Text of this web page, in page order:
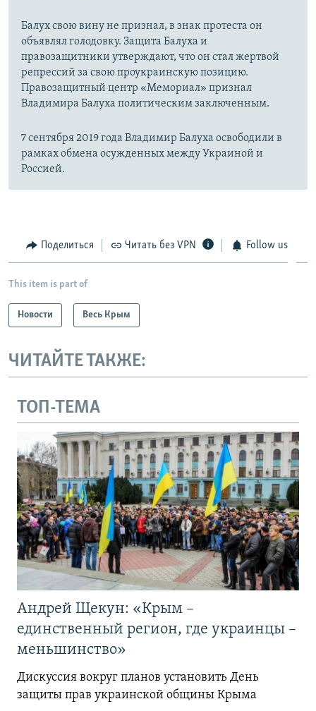
Балух свою вину не признал, в знак протеста он
объявлял голодовку. Защита Балуха и
правозащитники утверждают, что он стал жертвой
репрессий за свою проукраинскую позицию.
Правозащитный центр «Мемориал» признал
Владимира Балуха политическим заключенным.
7 сентября 2019 года Владимир Балуха освободили в
рамках обмена осужденных между Украиной и
Россией.
Поделиться Читать без VPN Follow us
This item is part of
Новости Весь Крым
ЧИТАЙТЕ ТАКЖЕ:
ТОП-ТЕМА
Андрей Щекун: «Крым –
единственный регион, где украинцы –
меньшинство»
Дискуссия вокруг планов установить День
защиты прав украинской общины Крыма